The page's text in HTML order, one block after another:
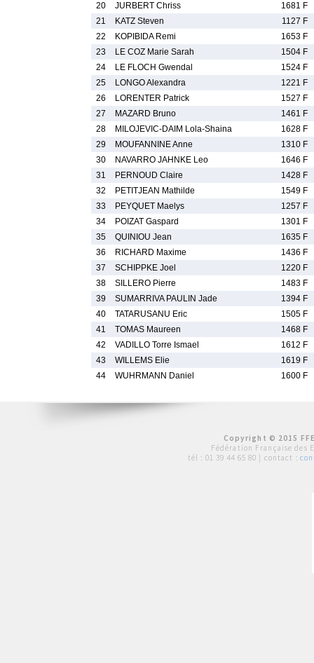
20
JURBERT Chriss
1681 F
21
KATZ Steven
1127 F
22
KOPIBIDA Remi
1653 F
23
LE COZ Marie Sarah
1504 F
24
LE FLOCH Gwendal
1524 F
25
LONGO Alexandra
1221 F
26
LORENTER Patrick
1527 F
27
MAZARD Bruno
1461 F
28
MILOJEVIC-DAIM Lola-Shaina
1628 F
29
MOUFANNINE Anne
1310 F
30
NAVARRO JAHNKE Leo
1646 F
31
PERNOUD Claire
1428 F
32
PETITJEAN Mathilde
1549 F
33
PEYQUET Maelys
1257 F
34
POIZAT Gaspard
1301 F
35
QUINIOU Jean
1635 F
36
RICHARD Maxime
1436 F
37
SCHIPPKE Joel
1220 F
38
SILLERO Pierre
1483 F
39
SUMARRIVA PAULIN Jade
1394 F
40
TATARUSANU Eric
1505 F
41
TOMAS Maureen
1468 F
42
VADILLO Torre Ismael
1612 F
43
WILLEMS Elie
1619 F
44
WUHRMANN Daniel 1600 F
Copyright © 2015
Fédération Française des
tél : 01 39 44 65 80 | contact :